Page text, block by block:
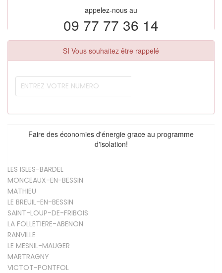
appelez-nous au
09 77 77 36 14
SI Vous souhaitez être rappelé
Faire des économies d'énergie grace au programme
d'isolation!
LES ISLES-BARDEL
MONCEAUX-EN-BESSIN
MATHIEU
LE BREUIL-EN-BESSIN
SAINT-LOUP-DE-FRIBOIS
LA FOLLETIERE-ABENON
RANVILLE
LE MESNIL-MAUGER
MARTRAGNY
VICTOT-PONTFOL